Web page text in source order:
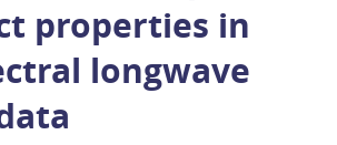
properties in
longwave